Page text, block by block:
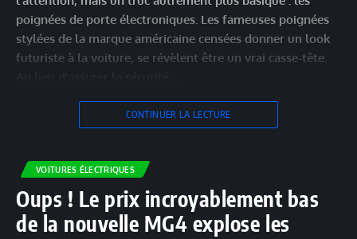
poignées de porte électroniques. Les fameuses poignées
stylées de la marque américaine censées donner un look
futuriste à la voiture, se révèlent être un vrai casse-tête.
CONTINUER LA LECTURE
VOITURES ÉLECTRIQUES
Oups ! Le prix incroyablement bas
de la nouvelle MG4 explose les